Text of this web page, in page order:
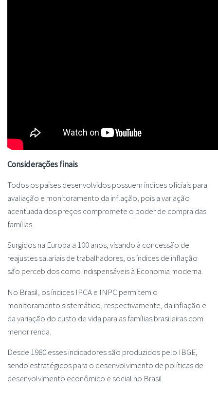
Considerações finais
Todos os países desenvolvidos possuem índices oficiais para
avaliação e monitoramento da inflação, pois a variação
acentuada dos preços compromete o poder de compra das
famílias.
Surgidos na Europa a 100 anos, visando à concessão de
reajustes salariais de trabalhadores, os índices de inflação
são percebidos como indispensáveis à Economia moderna.
No Brasil, os índices IPCA e INPC permitem o
monitoramento sistemático, respectivamente, da inflação e
da variação do custo de vida para as famílias brasileiras com
menor renda.
Desde 1980 esses indicadores são produzidos pelo IBGE,
sendo estratégicos para o desenvolvimento de políticas de
desenvolvimento econômico e social no Brasil.